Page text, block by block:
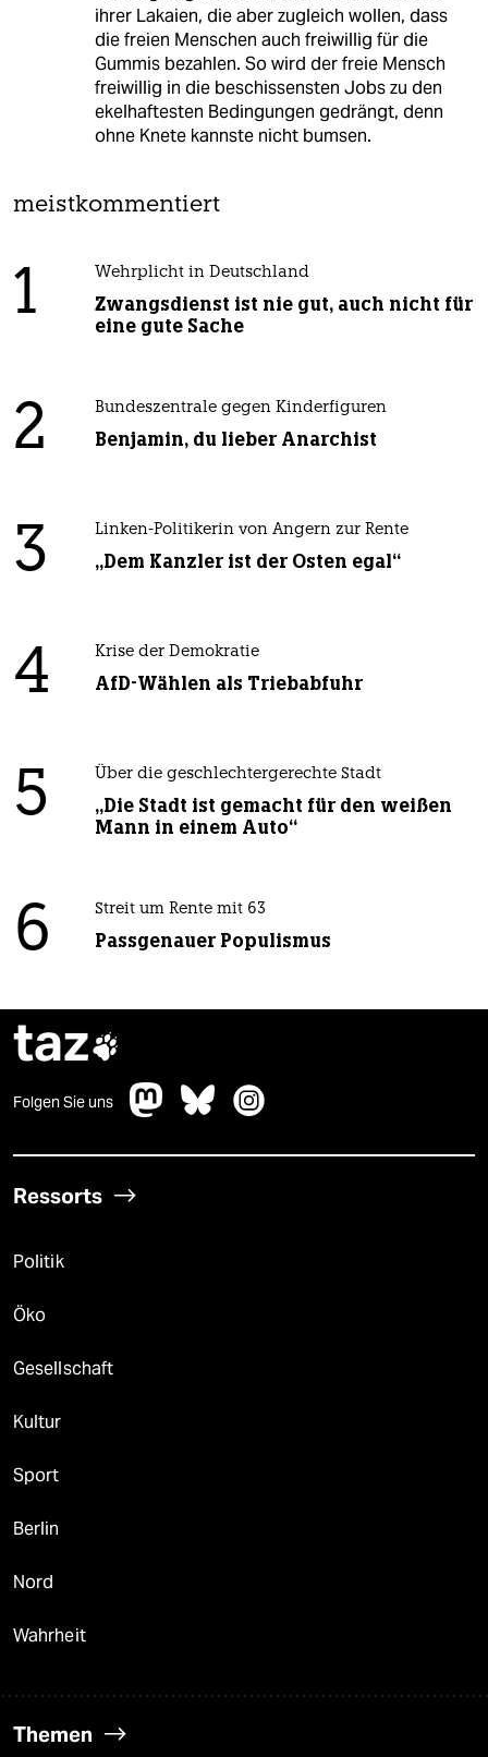
ihrer Lakaien, die aber zugleich wollen, dass
die freien Menschen auch freiwillig für die
Gummis bezahlen. So wird der freie Mensch
freiwillig in die beschissensten Jobs zu den
ekelhaftesten Bedingungen gedrängt, denn
ohne Knete kannste nicht bumsen.
meistkommentiert
1 Wehrplicht in Deutschland
Zwangsdienst ist nie gut, auch nicht für
eine gute Sache
2 Bundeszentrale gegen Kinderfiguren
Benjamin, du lieber Anarchist
3 Linken-Politikerin von Angern zur Rente
„Dem Kanzler ist der Osten egal“
4 Krise der Demokratie
AfD-Wählen als Triebabfuhr
5 Über die geschlechtergerechte Stadt
„Die Stadt ist gemacht für den weißen
Mann in einem Auto“
6 Streit um Rente mit 63
Passgenauer Populismus
taz
Folgen Sie uns
Ressorts
Politik
Öko
Gesellschaft
Kultur
Sport
Berlin
Nord
Wahrheit
Themen